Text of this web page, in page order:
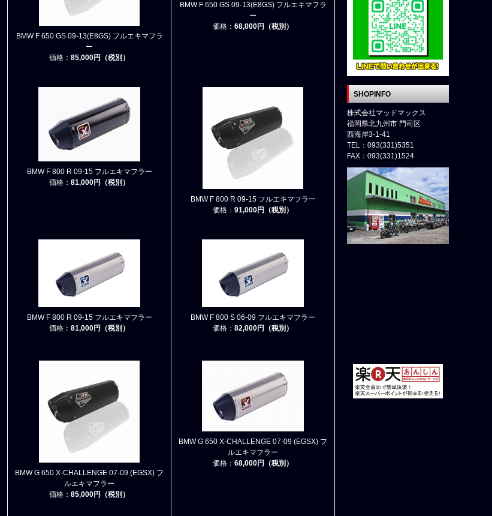
BMW F 650 GS 09-13(E8GS) フルエキマフラ
ー
価格： 85,000円（税別）
BMW F 650 GS 09-13(E8GS) フルエキマフラ
ー
価格： 68,000円（税別）
BMW F 800 R 09-15 フルエキマフラー
価格： 81,000円（税別）
BMW F 800 R 09-15 フルエキマフラー
価格： 91,000円（税別）
BMW F 800 R 09-15 フルエキマフラー
価格： 81,000円（税別）
BMW F 800 S 06-09 フルエキマフラー
価格： 82,000円（税別）
BMW G 650 X-CHALLENGE 07-09 (EGSX) フ
ルエキマフラー
価格： 85,000円（税別）
BMW G 650 X-CHALLENGE 07-09 (EGSX) フ
ルエキマフラー
価格： 68,000円（税別）
SHOPINFO
株式会社マッドマックス
福岡県北九州市 門司区
西海岸3-1-41
TEL：093(331)5351
FAX：093(331)1524